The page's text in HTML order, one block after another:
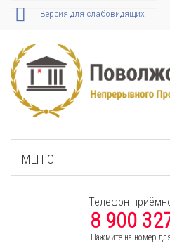
Версия для слабовидящих
МЕНЮ
Телефон
8 900
Нажмите на номер